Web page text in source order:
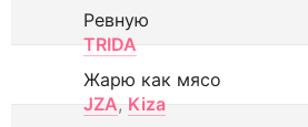
Ревную
TRIDA
Жарю как мясо
JZA, Kiza